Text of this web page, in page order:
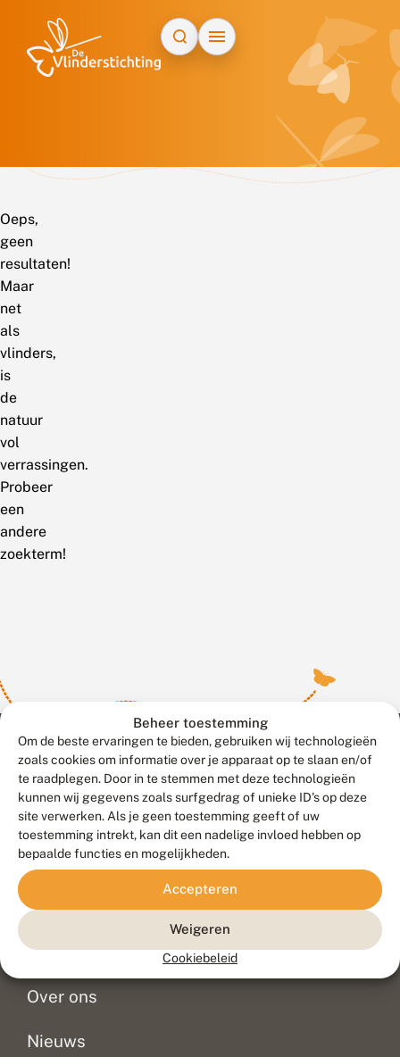
Beheer toestemming
Om de beste ervaringen te bieden, gebruiken wij technologieën
zoals cookies om informatie over je apparaat op te slaan en/of
te raadplegen. Door in te stemmen met deze technologieën
kunnen wij gegevens zoals surfgedrag of unieke ID's op deze
site verwerken. Als je geen toestemming geeft of uw
toestemming intrekt, kan dit een nadelige invloed hebben op
bepaalde functies en mogelijkheden.
Accepteren
Weigeren
Cookiebeleid
Oeps,
geen
resultaten!
Maar
net
als
vlinders,
is
de
natuur
vol
verrassingen.
Probeer
een
andere
zoekterm!
Contact
Veelgestelde vragen
Doneer
Over ons
Nieuws
Meld waarnemingen© 2026 Vlinderstichting
Duurzaam ontwikkeld door
Go2People
, ontworpen door
Blue Field Agency
Privacy
Disclaimer
Sitemap